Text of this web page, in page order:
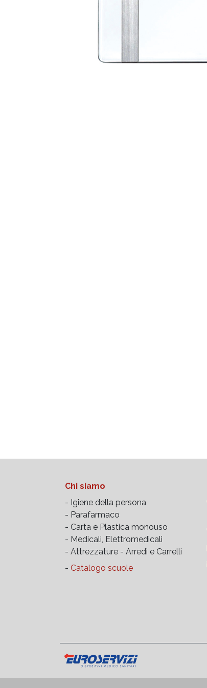
Chi siamo
- Igiene della persona
- Parafarmaco
- Carta e Plastica monouso
- Medicali, Elettromedicali
- Attrezzature - Arredi e Carrelli
- Catalogo scuole